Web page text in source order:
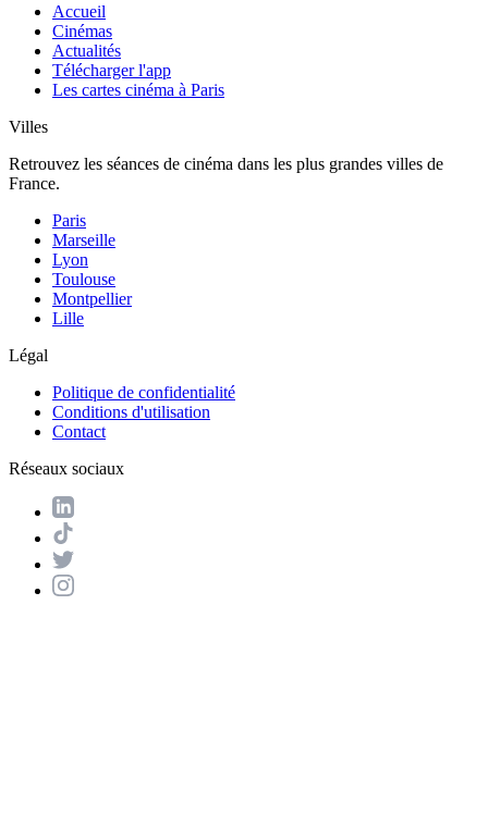
Accueil
Cinémas
Actualités
Télécharger l'app
Les cartes cinéma à Paris
Villes
Retrouvez les séances de cinéma dans les plus grandes villes de
France.
Paris
Marseille
Lyon
Toulouse
Montpellier
Lille
Légal
Politique de confidentialité
Conditions d'utilisation
Contact
Réseaux sociaux